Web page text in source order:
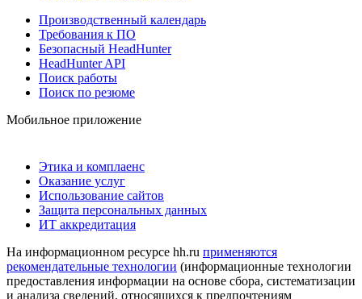
Производственный календарь
Требования к ПО
Безопасный HeadHunter
HeadHunter API
Поиск работы
Поиск по резюме
Мобильное приложение
Этика и комплаенс
Оказание услуг
Использование сайтов
Защита персональных данных
ИТ аккредитация
На информационном ресурсе hh.ru применяются
рекомендательные технологии (информационные технологии
предоставления информации на основе сбора, систематизации
и анализа сведений, относящихся к предпочтениям